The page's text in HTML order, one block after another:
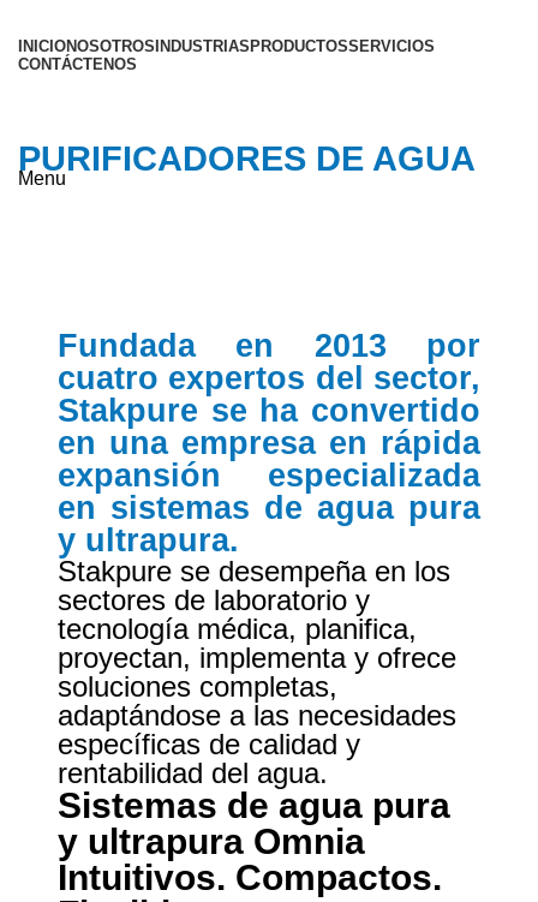
INICIONOSOTROS INDUSTRIAS PRODUCTOSSERVICIOS
CONTÁCTENOS
Menu
PURIFICADORES DE AGUA
Fundada en 2013 por
cuatro expertos del sector,
Stakpure se ha convertido
en una empresa en rápida
expansión especializada
en sistemas de agua pura
y ultrapura.
Stakpure se desempeña en los
sectores de laboratorio y
tecnología médica, planifica,
proyectan, implementa y ofrece
soluciones completas,
adaptándose a las necesidades
específicas de calidad y
rentabilidad del agua.
Sistemas de agua pura
y ultrapura Omnia
Intuitivos. Compactos.